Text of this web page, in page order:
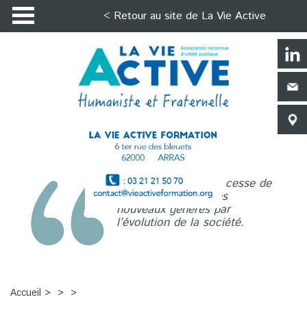
< Retour au site de La Vie Active
La Vie Active n’a de cesse de
répondre aux besoins
nouveaux générés par
l’évolution de la société.
Accueil